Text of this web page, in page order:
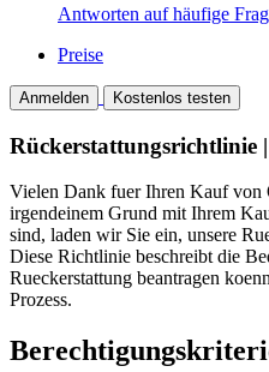
Antworten auf häufige
Preise
Anmelden Kostenlos testen
Rückerstattungsrichtlinie
Vielen Dank fuer Ihren Kauf von
irgendeinem Grund mit Ihrem
sind, laden wir Sie ein, unsere
Diese Richtlinie beschreibt die
Rueckerstattung beantragen
Prozess.